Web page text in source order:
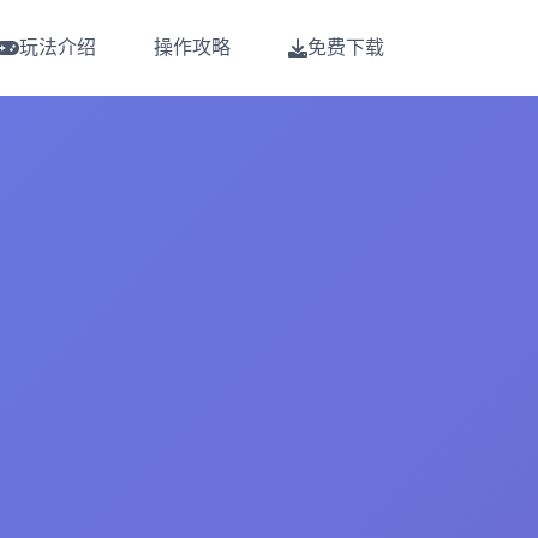
玩法介绍 操作攻略 免费下载